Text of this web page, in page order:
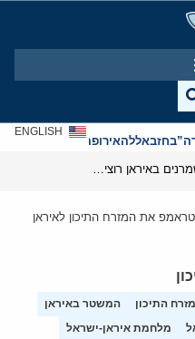
חזבאללהאירופהאנטישמיות
ENGLISH
את המזרח התיכון לאיראן
התיכון
המשטר באיראן
מלחמת איראן-ישראל